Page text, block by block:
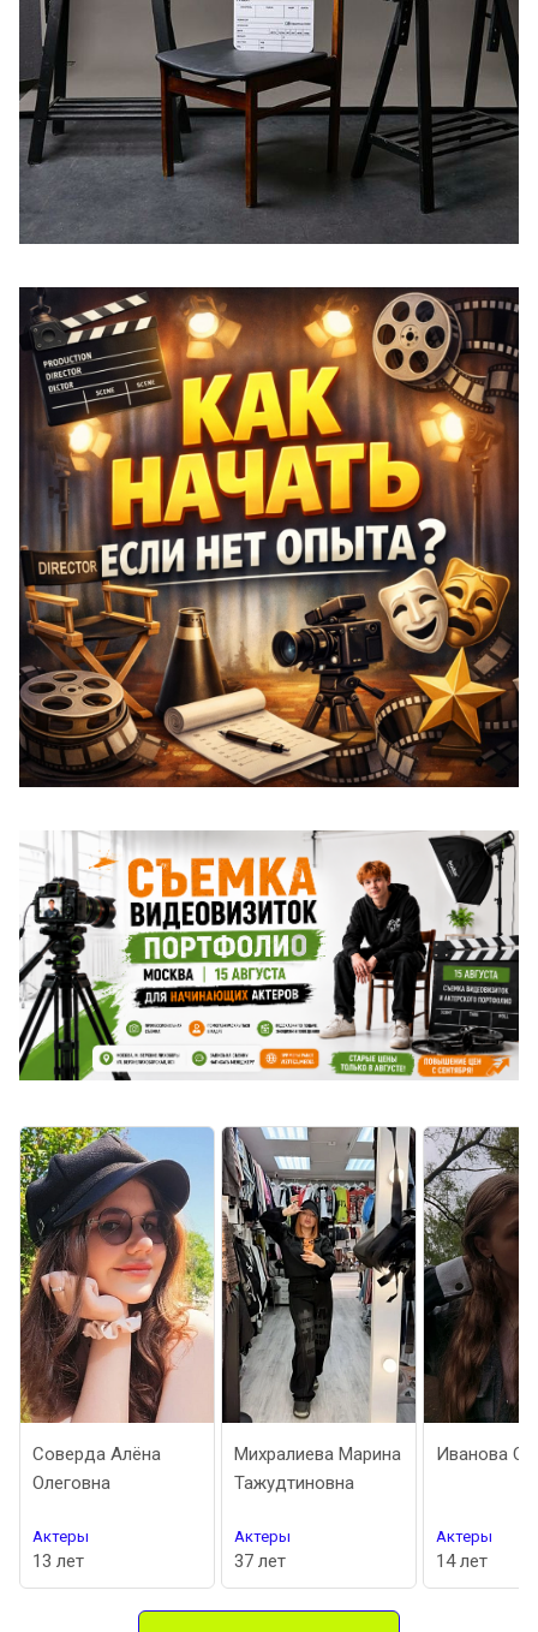
Соверда Алёна
Олеговна
Актеры
13 лет
Михралиева Марина
Тажудтиновна
Актеры
37 лет
Иванова
Актеры
14 лет